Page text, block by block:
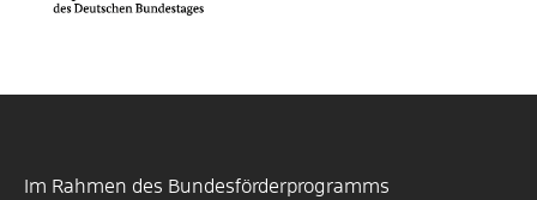
Im Rahmen des Bundesförderprogramms